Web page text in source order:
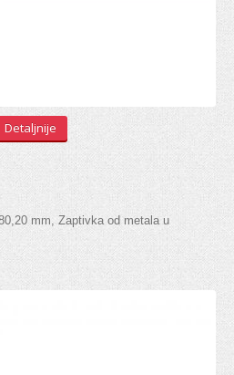
Detaljnije
mm, Zaptivka od metala u